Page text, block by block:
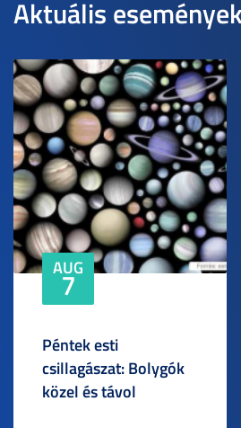
Aktuális
AUG
7
Péntek esti
csillagászat: Bolygók
közel és távol